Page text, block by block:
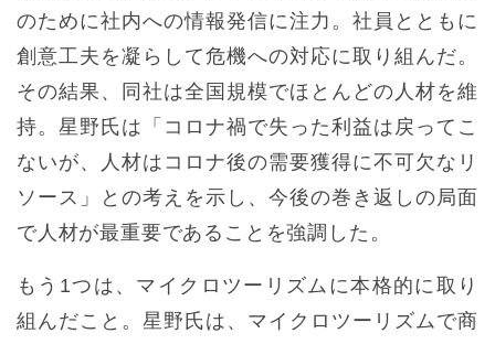
のために社内への情報発信に注力。社員とともに
創意工夫を凝らして危機への対応に取り組んだ。
その結果、同社は全国規模でほとんどの人材を維
持。星野氏は「コロナ禍で失った利益は戻ってこ
ないが、人材はコロナ後の需要獲得に不可欠なリ
ソース」との考えを示し、今後の巻き返しの局面
で人材が最重要であることを強調した。
もう1つは、マイクロツーリズムに本格的に取り
組んだこと。星野氏は、マイクロツーリズムで商